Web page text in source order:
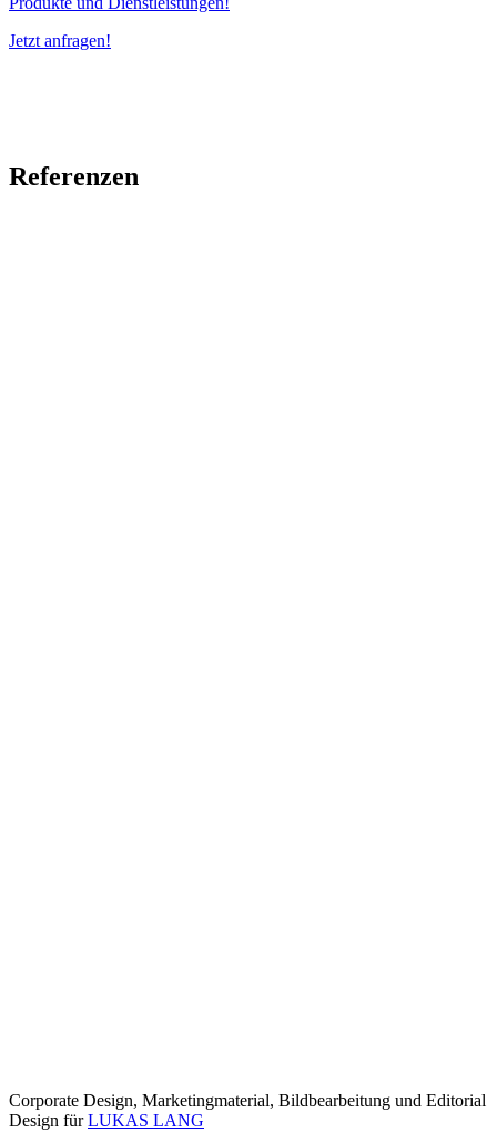
Jetzt anfragen!
Referenzen
Corporate Design, Marketingmaterial, Bildbearbeitung und Editorial
Design fürLUKAS LANG